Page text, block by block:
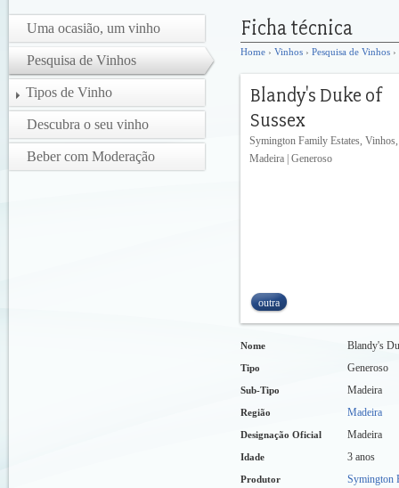
Uma ocasião, um vinho
Pesquisa de Vinhos
Tipos de Vinho
Descubra o seu vinho
Beber com Moderação
Home › Vinhos › Pesquisa de Vinhos
Symington Family Estates,
Madeira | Generoso
outra
Nome Blandy's
Tipo Generoso
Sub-Tipo Madeira
Região Madeira
Designação Oficial Madeira
Idade 3 anos
Produtor Symington